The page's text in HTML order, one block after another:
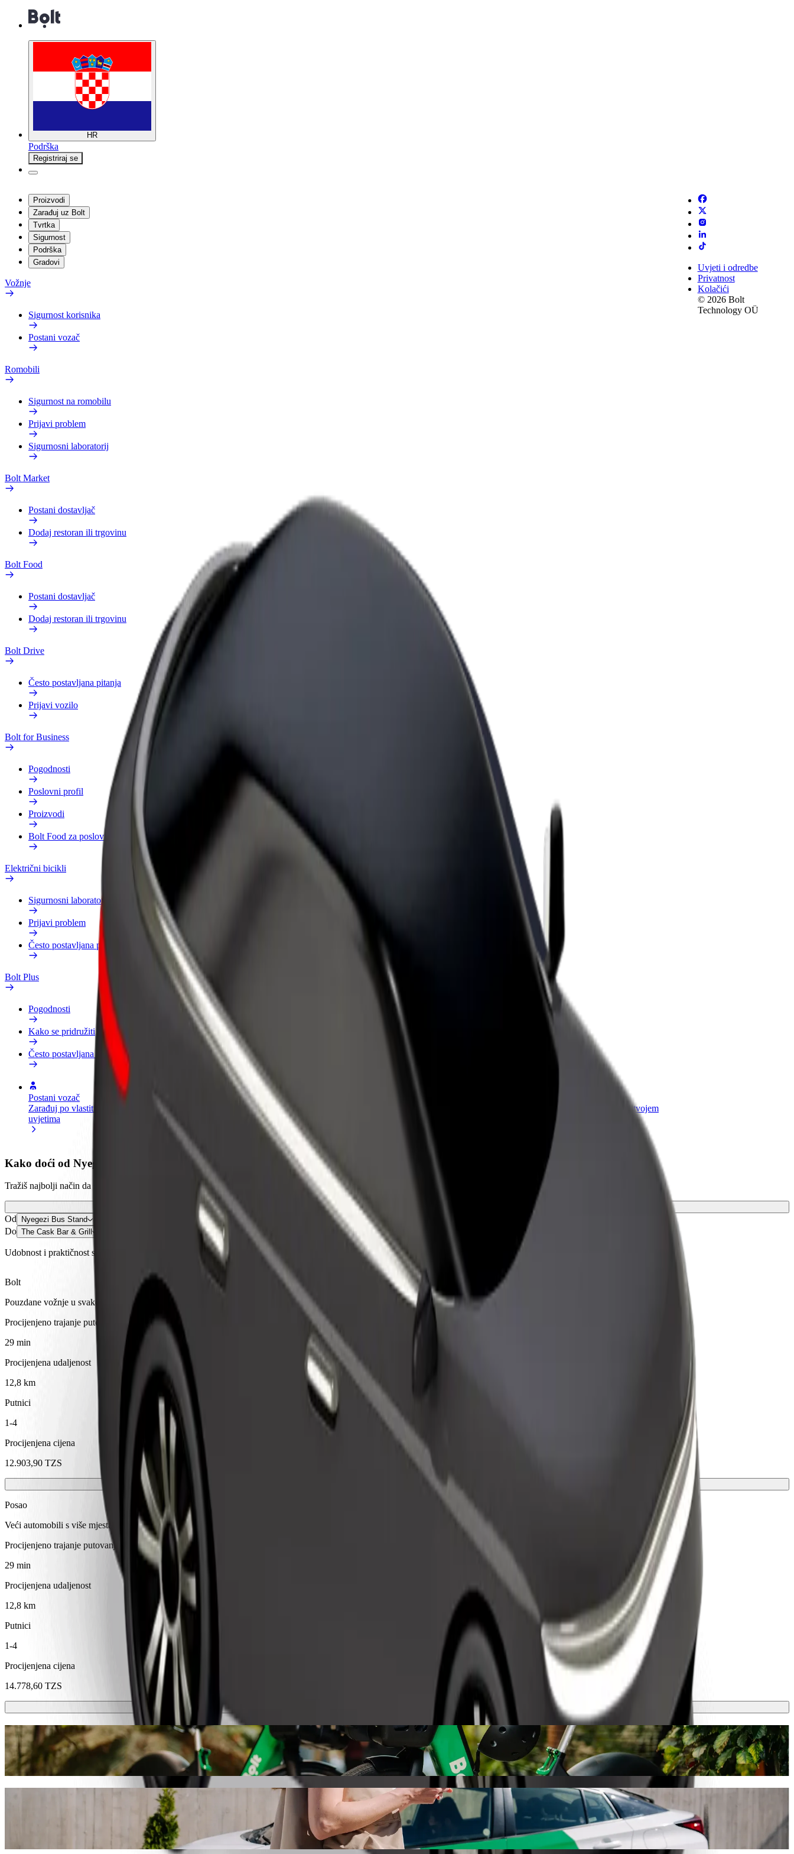
HR
Podrška
Registriraj se
Proizvodi
Zarađuj uz Bolt
Tvrtka
Sigurnost
Podrška
Gradovi
Vožnje
Sigurnost korisnika
Postani vozač
Romobili
Sigurnost na romobilu
Prijavi problem
Sigurnosni laboratorij
Bolt Market
Postani dostavljač
Dodaj restoran ili trgovinu
Bolt Food
Postani dostavljač
Dodaj restoran ili trgovinu
Bolt Drive
Često postavljana pitanja
Prijavi vozilo
Bolt for Business
Pogodnosti
Poslovni profil
Proizvodi
Bolt Food za poslovne korisnike
Električni bicikli
Sigurnosni laboratorij
Prijavi problem
Često postavljana pitanja
Bolt Plus
Pogodnosti
Kako se pridružiti
Često postavljana pitanja
Postani vozač
Zarađuj po vlastitim
uvjetima
Postani dostavljač
Dostavljaj hranu i primaj tjedne
Dodaj restoran ili trgovinu
Dosegni više kupaca i povećaj
zaradu
Bolt proizvodi i usluge prilagođeni tvojem
Uvjeti i odredbe
Privatnost
Kolačići
© 2026 Bolt
Technology OÜ
Kako doći od Nyegezi Bus Stand do The Cask Bar & Grill
Tražiš najbolji način da stigneš od Nyegezi Bus Stand do The Cask Bar & Grill? Istraži naše usluge i pronađi savršenu za svoje putovanje.
Od Nyegezi Bus Stand
Do The Cask Bar & Grill
Udobnost i praktičnost su nadohvat ruke!
Bolt
Pouzdane vožnje u svakodnevnim automobilima srednje veličine.
Procijenjeno trajanje putovanja
29 min
Procijenjena udaljenost
12,8 km
Putnici
1-4
Procijenjena cijena
12.903,90 TZS
Posao
Veći automobili s više mjesta za noge i prtljagu
Procijenjeno trajanje putovanja
29 min
Procijenjena udaljenost
12,8 km
Putnici
1-4
Procijenjena cijena
14.778,60 TZS
Romobili ili e-bicikli
Kreći se po Mvanza sa skuterima ili e-biciklima
Preuzmi aplikaciju Bolt
Dođi od Nyegezi Bus Stand do The Cask Bar & Grill s Bolt vožnjom na zahtjev
Preporučujemo da odabereš Bolt vožnju na zahtjev ako tražiš najbolju cijenu za dolazak do The Cask Bar & Grill. Korištenjem Bolta, ovo putovanje će trajati oko 29 min i koštati otprilike 6.539,10 TZS TZS.
Bez obzira na priliku, pronaći ćemo savršeno vozilo za tebe.